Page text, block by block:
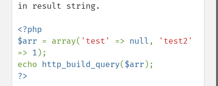
in result string.
<?php
$arr = array( 'test' => null,
=> 1 );
echo http_build_query($arr